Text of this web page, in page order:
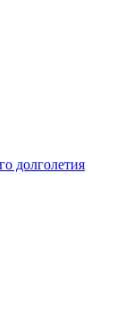
долголетия